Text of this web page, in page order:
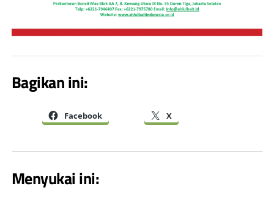
Bagikan ini:
Facebook X
Menyukai ini: